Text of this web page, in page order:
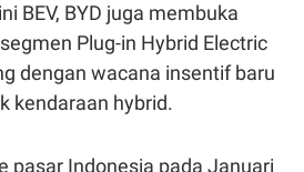
BEV, BYD juga membuka
Plug-in Hybrid Electric
dengan wacana insentif baru
kendaraan hybrid.
pasar Indonesia pada Januari